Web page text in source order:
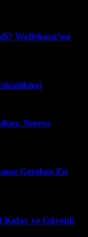
Wolfsburg’un
Nereye
Gereken En
Kolay ve Güvenli